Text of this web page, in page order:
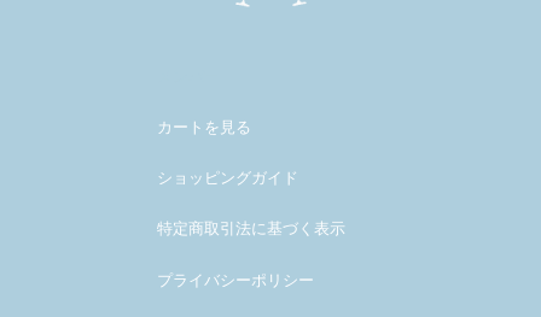
カートを見る
ショッピングガイド
特定商取引法に基づく表示
プライバシーポリシー